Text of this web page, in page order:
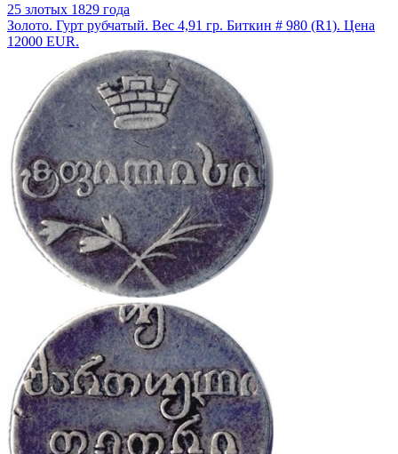
25 злотых 1829 года
Золото. Гурт рубчатый. Вес 4,91 гр. Биткин # 980 (R1). Цена
12000 EUR.